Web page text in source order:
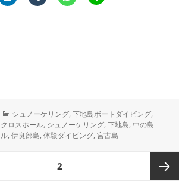
カ
テ
ゴ
シュノーケリング,下地島ボートダイビング,
タ
グ
クロスホール, シュノーケリング,下地島,中の島
,伊良部島,体験ダイビング,宮古島
ページ2